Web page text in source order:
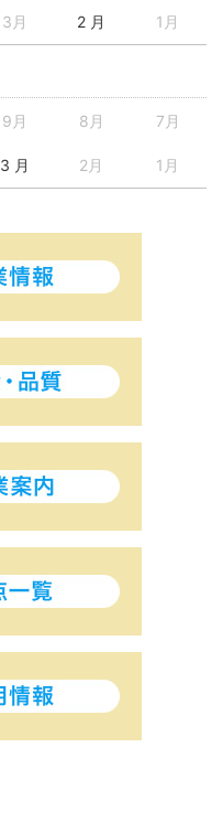
3月 2 月 1月
9月 8月 7月
3 月 2月 1月